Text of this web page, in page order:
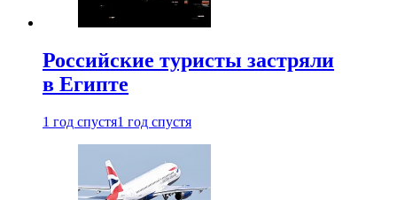
Российские туристы застряли
в Египте
1 год спустя1 год спустя